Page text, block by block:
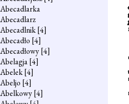
Abecadlarka
Abecadlarz
Abecadlnik[4]
Abecadło [4]
Abecadłowy[4]
Abelagja[4]
Abelek[4]
Abeljo [4]
Abelkowy[4]